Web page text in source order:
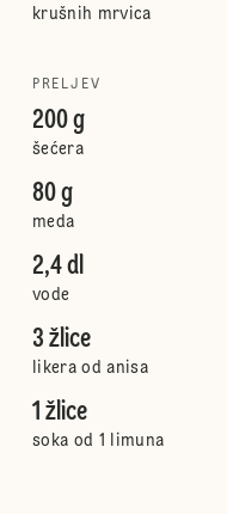
krušnih mrvica
PRELJEV
200 g
šećera
80 g
meda
2,4 dl
vode
3 žlice
likera od anisa
1 žlice
soka od 1 limuna